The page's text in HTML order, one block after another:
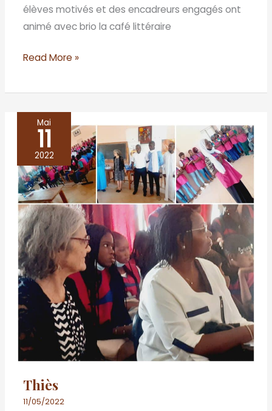
élèves motivés et des encadreurs engagés ont
animé avec brio la café littéraire
Read More »
Mai
11
2022
Thiès
11/05/2022